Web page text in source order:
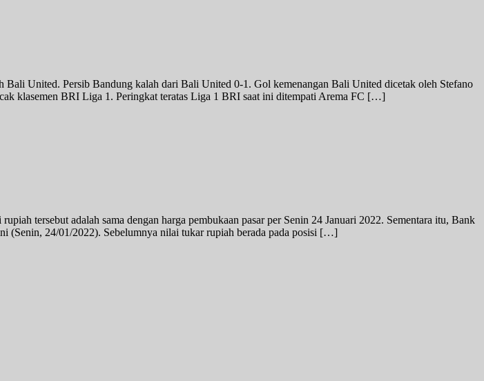
United. Persib Bandung kalah dari Bali United 0-1. Gol kemenangan Bali United dicetak oleh Stefano
klasemen BRI Liga 1. Peringkat teratas Liga 1 BRI saat ini ditempati Arema FC […]
tersebut adalah sama dengan harga pembukaan pasar per Senin 24 Januari 2022. Sementara itu, Bank
(Senin, 24/01/2022). Sebelumnya nilai tukar rupiah berada pada posisi […]